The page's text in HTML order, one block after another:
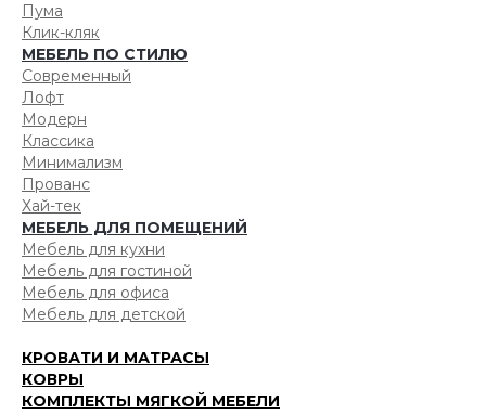
Пума
Клик-кляк
МЕБЕЛЬ ПО СТИЛЮ
Современный
Лофт
Модерн
Классика
Минимализм
Прованс
Хай-тек
МЕБЕЛЬ ДЛЯ ПОМЕЩЕНИЙ
Мебель для кухни
Мебель для гостиной
Мебель для офиса
Мебель для детской
КРОВАТИ И МАТРАСЫ
КОВРЫ
КОМПЛЕКТЫ МЯГКОЙ МЕБЕЛИ